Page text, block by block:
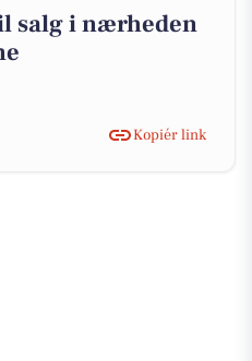
salg i nærheden
Kopiér link